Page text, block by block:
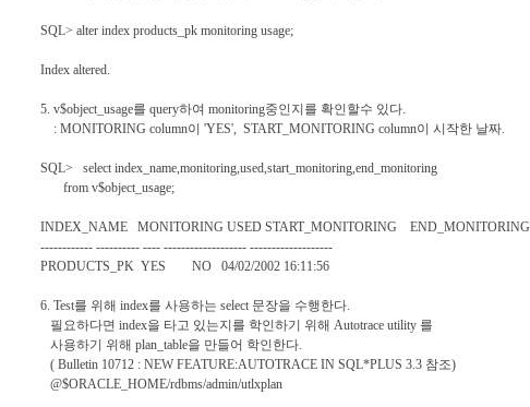
SQL> alter index products_pk monitoring usage;
Index altered.
5. v$object_usage를 query하여 monitoring중인지를 확인할수 있다.
: MONITORING column이 'YES', START_MONITORING column이 시작한 날짜.
SQL> select index_name,monitoring,used,start_monitoring,end_monitoring
from v$object_usage;
INDEX_NAME MONITORING USED START_MONITORING END_MONITORING
------------ ---------- ---- ------------------- -------------------
PRODUCTS_PK YES NO 04/02/2002 16:11:56
6. Test를 위해 index를 사용하는 select 문장을 수행한다.
필요하다면 index을 타고 있는지를 학인하기 위해 Autotrace utility 를
사용하기 위해 plan_table을 만들어 학인한다.
( Bulletin 10712 : NEW FEATURE:AUTOTRACE IN SQL*PLUS 3.3 참조)
@$ORACLE_HOME/rdbms/admin/utlxplan